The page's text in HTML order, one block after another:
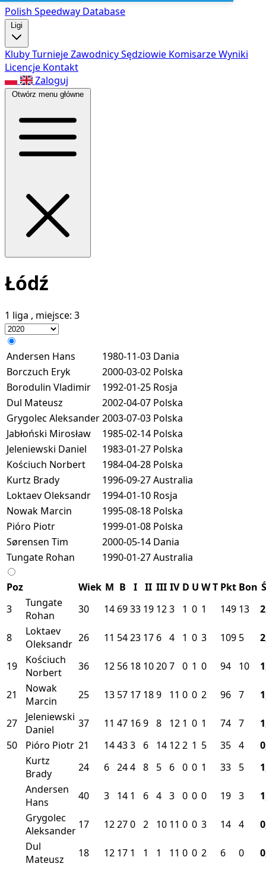
Polish Speedway Database
Ligi
KlubyTurniejeZawodnicySędziowie KomisarzeWyniki
Licencje Kontakt
Zaloguj
Otwórz menu główne
Łódź
1 liga , miejsce: 3
Andersen Hans 1980-11-03 Dania
Borczuch Eryk
2000-03-02 Polska
Borodulin Vladimir
1992-01-25 Rosja
Dul Mateusz
2002-04-07 Polska
Grygolec Aleksander2003-07-03 Polska
Jabłoński Mirosław
1985-02-14 Polska
Jeleniewski Daniel
1983-01-27 Polska
Kościuch Norbert
1984-04-28 Polska
Kurtz Brady
1996-09-27Australia
Loktaev Oleksandr
1994-01-10 Rosja
Nowak Marcin
1995-08-18 Polska
Pióro Piotr
1999-01-08 Polska
Sørensen Tim
2000-05-14 Dania
Tungate Rohan
1990-01-27Australia
Poz Wiek M B I II III IV D U WT Pkt Bon
3
Tungate
Rohan
30 14 6933 19 123 1 0 1 149 13
8
Loktaev
Oleksandr 26 11 5423 17 6 4 1 0 3 109 5
19
Kościuch
Norbert
36 12 56 18 10207 0 1 0 94 10
21
Nowak
Marcin
25 13 57 17 189 11 0 0 2 96 7
27
Jeleniewski
Daniel
37 11 47 169 8 12 1 0 1 74 7
50
Pióro Piotr 21 14433 6 14 122 1 5 35 4
Kurtz
Brady
24 6 244 8 5 6 0 0 1 33 5
Andersen
Hans
40 3 14 1 6 4 3 0 0 0 19 3
Grygolec
Aleksander 17 12270 2 10 11 0 0 3 14 4
Dul
Mateusz
18 12 17 1 1 1 11 0 0 2 6 0